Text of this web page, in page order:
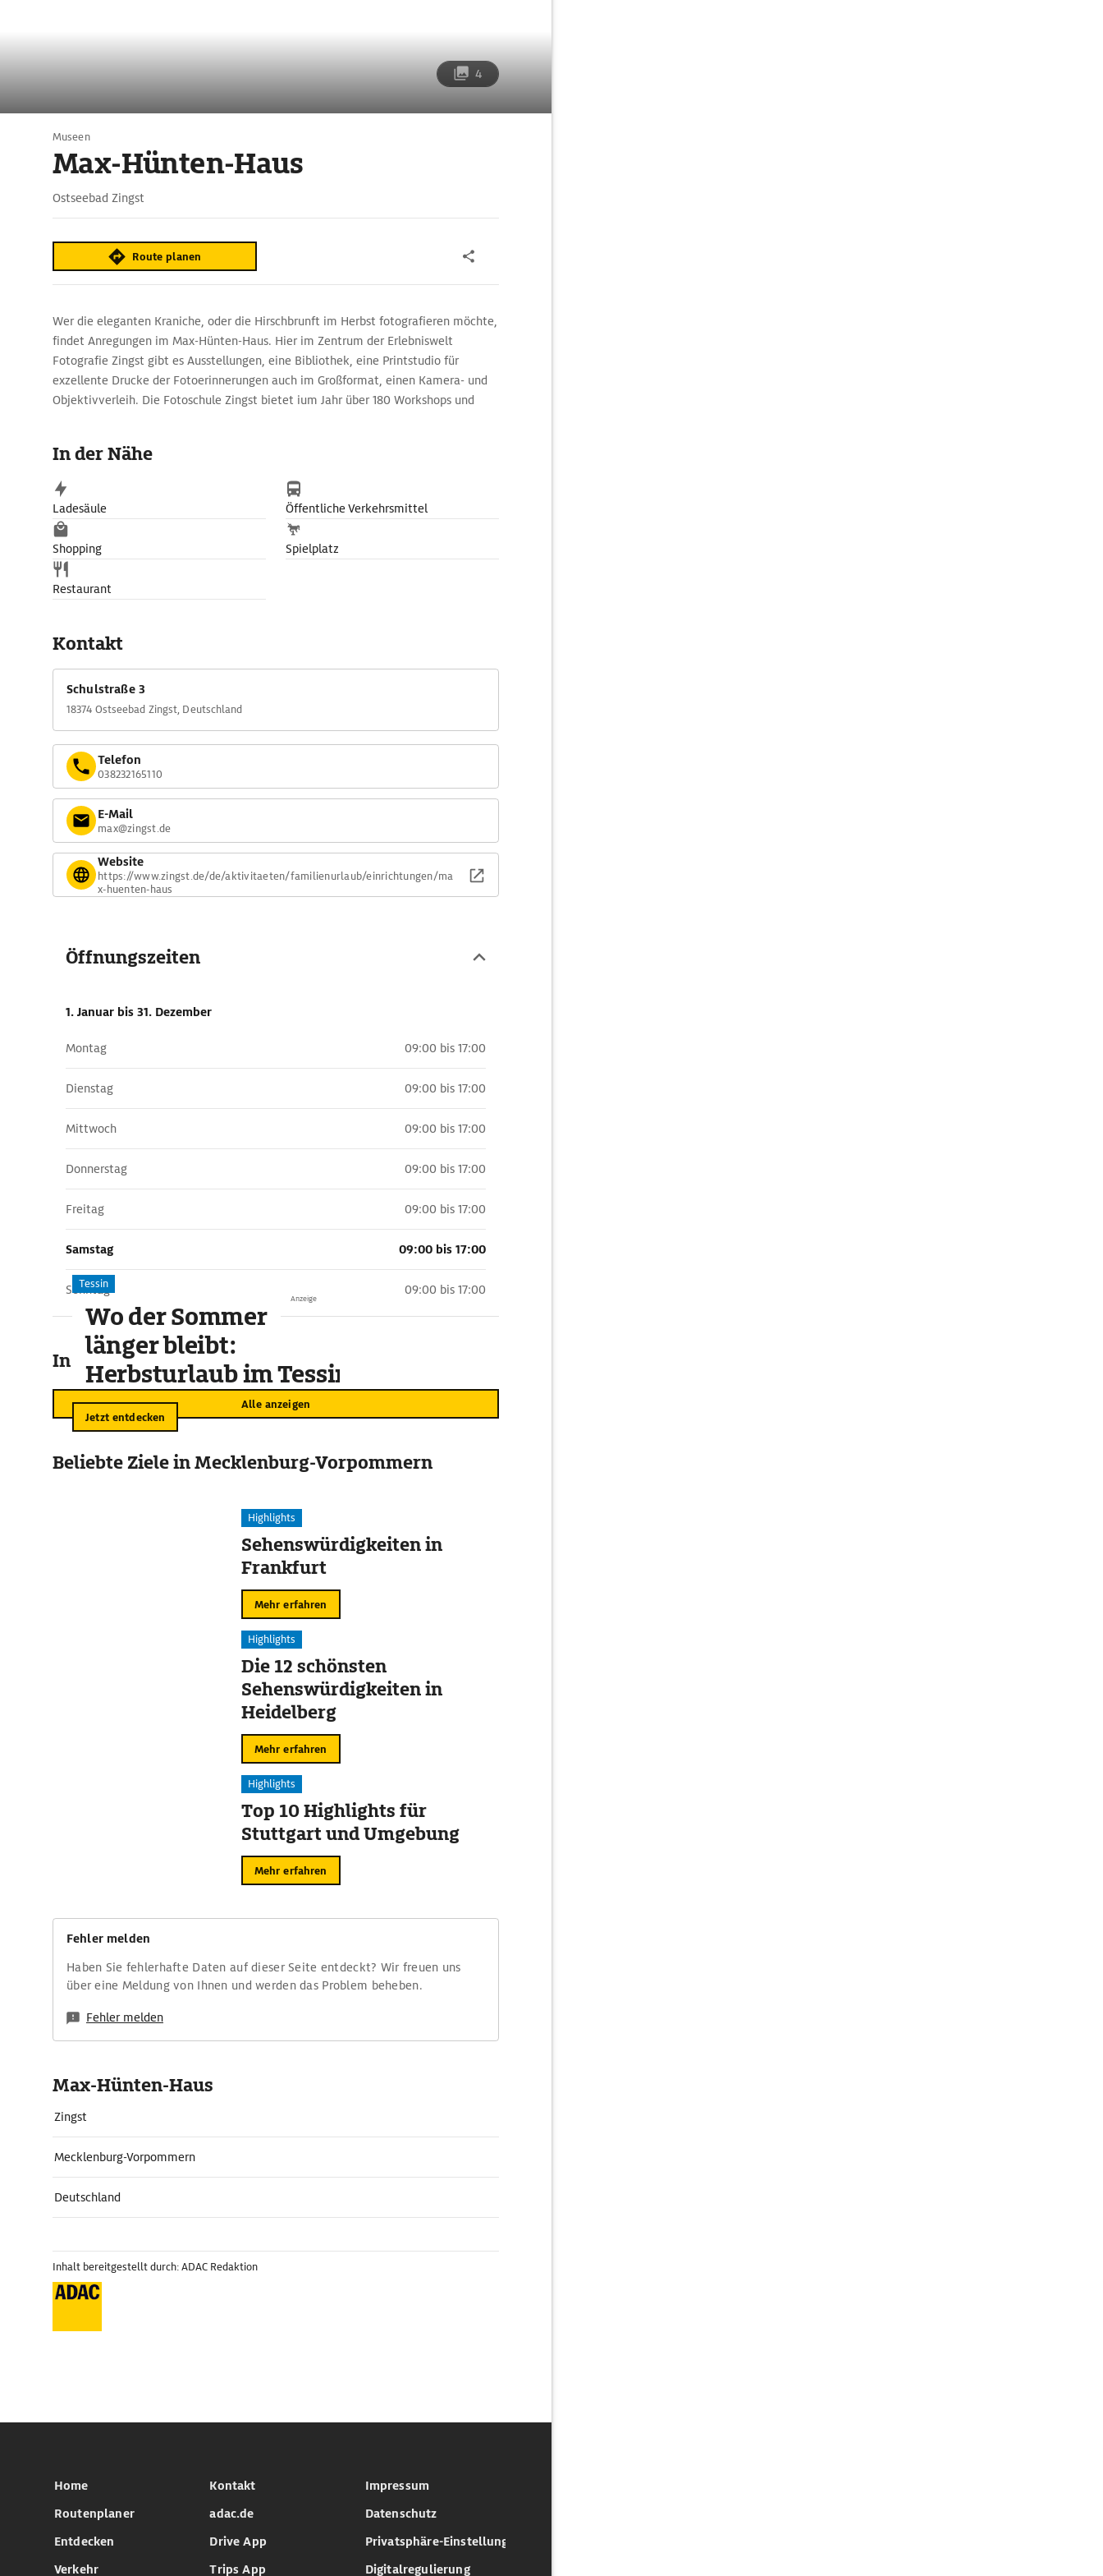
4
Museen
Max-Hünten-Haus
Ostseebad Zingst
Route planen
Wer die eleganten Kraniche, oder die Hirschbrunft im Herbst fotografieren möchte,
findet Anregungen im Max-Hünten-Haus. Hier im Zentrum der Erlebniswelt
Fotografie Zingst gibt es Ausstellungen, eine Bibliothek, eine Printstudio für
exzellente Drucke der Fotoerinnerungen auch im Großformat, einen Kamera- und
Objektivverleih. Die Fotoschule Zingst bietet ium Jahr über 180 Workshops und
In der Nähe
Ladesäule Öffentliche Verkehrsmittel
Shopping Spielplatz
Restaurant
Kontakt
Schulstraße 3
18374 Ostseebad Zingst, Deutschland
Telefon
038232165110
E-Mail
max@zingst.de
Website
https://www.zingst.de/de/aktivitaeten/familienurlaub/einrichtungen/ma
x-huenten-haus
Öffnungszeiten
1. Januar bis 31. Dezember
Montag 09:00 bis 17:00
Dienstag 09:00 bis 17:00
Mittwoch 09:00 bis 17:00
Donnerstag 09:00 bis 17:00
Freitag 09:00 bis 17:00
Samstag 09:00 bis 17:00
Sonntag 09:00 bis 17:00
In der Umgebung
Alle anzeigen
Anzeige
Tessin
Wo der Sommer
länger bleibt:
Herbsturlaub im Tessin
Jetzt entdecken
Beliebte Ziele in Mecklenburg-Vorpommern
Highlights
Sehenswürdigkeiten in
Frankfurt
Mehr erfahren
Highlights
Die 12 schönsten
Sehenswürdigkeiten in
Heidelberg
Mehr erfahren
Highlights
Top 10 Highlights für
Stuttgart und Umgebung
Mehr erfahren
Fehler melden
Haben Sie fehlerhafte Daten auf dieser Seite entdeckt? Wir freuen uns
über eine Meldung von Ihnen und werden das Problem beheben.
Fehler melden
Max-Hünten-Haus
Zingst
Mecklenburg-Vorpommern
Deutschland
Inhalt bereitgestellt durch: ADAC Redaktion
Home
Routenplaner
Entdecken
Verkehr
Kontakt
adac.de
Drive App
Trips App
Impressum
Datenschutz
Privatsphäre-Einstellungen
Digitalregulierung